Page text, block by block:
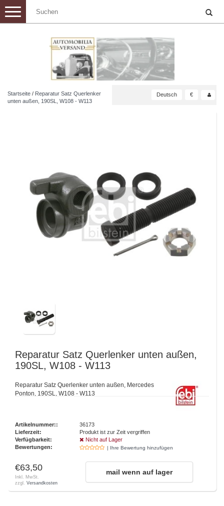
Toggle
navigation
Startseite / Reparatur Satz Querlenker
unten außen, 190SL, W108 - W113
Deutsch €
Reparatur Satz Querlenker unten außen,
190SL, W108 - W113
Reparatur Satz Querlenker unten außen, Mercedes
Ponton, 190SL, W108 - W113
Artikelnummer::
36173
Lieferzeit:
Produkt ist zur Zeit vergriffen
Verfügbarkeit:
Nicht auf Lager
Bewertungen:
| Ihre Bewertung hinzufügen
€63,50
Inkl. MwSt.
zzgl. Versandkosten
mail wenn auf lager